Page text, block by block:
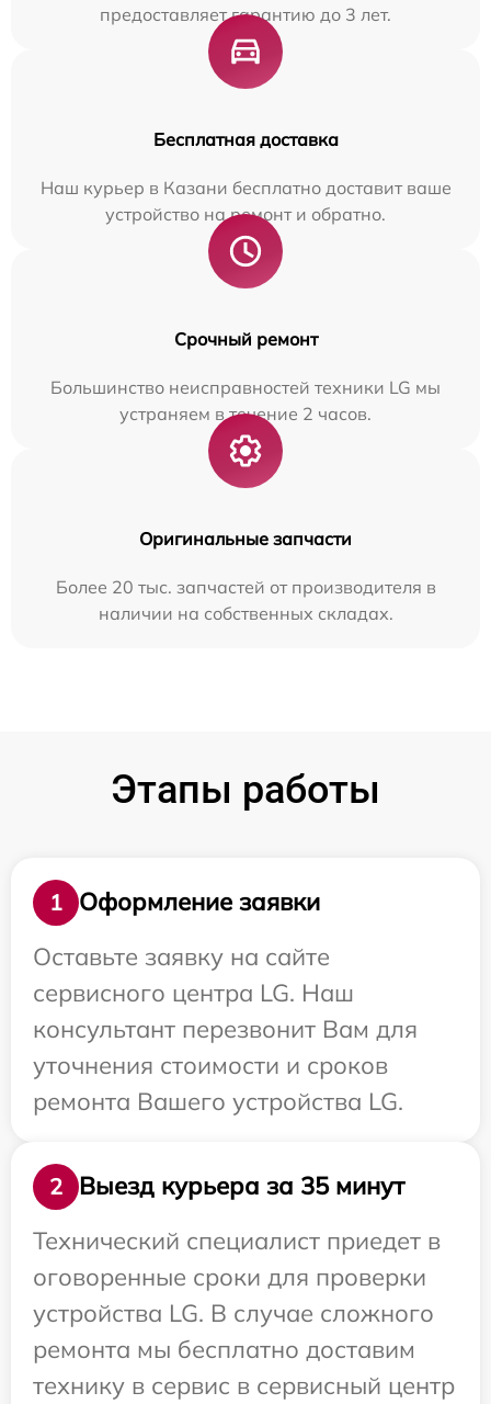
предоставляет гарантию до 3 лет.
Бесплатная доставка
Наш курьер в Казани бесплатно доставит ваше
устройство на ремонт и обратно.
Срочный ремонт
Большинство неисправностей техники LG мы
устраняем в течение 2 часов.
Оригинальные запчасти
Более 20 тыс. запчастей от производителя в
наличии на собственных складах.
Этапы работы
1
Оформление заявки
Оставьте заявку на сайте
сервисного центра LG. Наш
консультант перезвонит Вам для
уточнения стоимости и сроков
ремонта Вашего устройства LG.
2
Выезд курьера за 35 минут
Технический специалист приедет в
оговоренные сроки для проверки
устройства LG. В случае сложного
ремонта мы бесплатно доставим
технику в сервис в сервисный центр